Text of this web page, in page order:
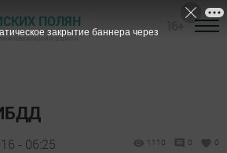
ПОЛЯН
район
- 06:25 1110 0 0
закрытие баннера через